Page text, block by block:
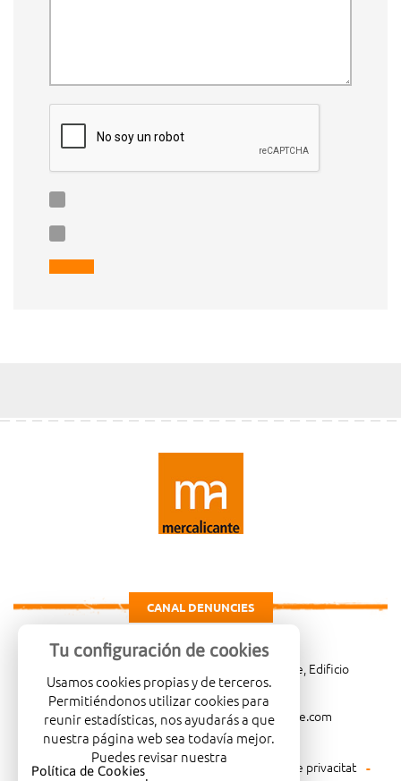
CANAL DENUNCIES
Carretera de Madrid Km. 4, 03007 Alicante, Edificio
Administrativo, planta 3ª
966081001
merca@mercalicante.com
Avís legal Política de cookies
Política de privacitat
Tu configuración de cookies
Usamos cookies propias y de terceros.
Permitiéndonos utilizar cookies para
reunir estadísticas, nos ayudarás a que
nuestra página web sea todavía mejor.
Puedes revisar nuestra
Política de Cookies.